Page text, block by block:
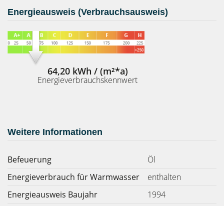
Energieausweis (Verbrauchsausweis)
64,20 kWh / (m²*a)
Energieverbrauchskennwert
Weitere Informationen
Befeuerung
Öl
Energieverbrauch für Warmwasser
enthalten
Energieausweis Baujahr
1994